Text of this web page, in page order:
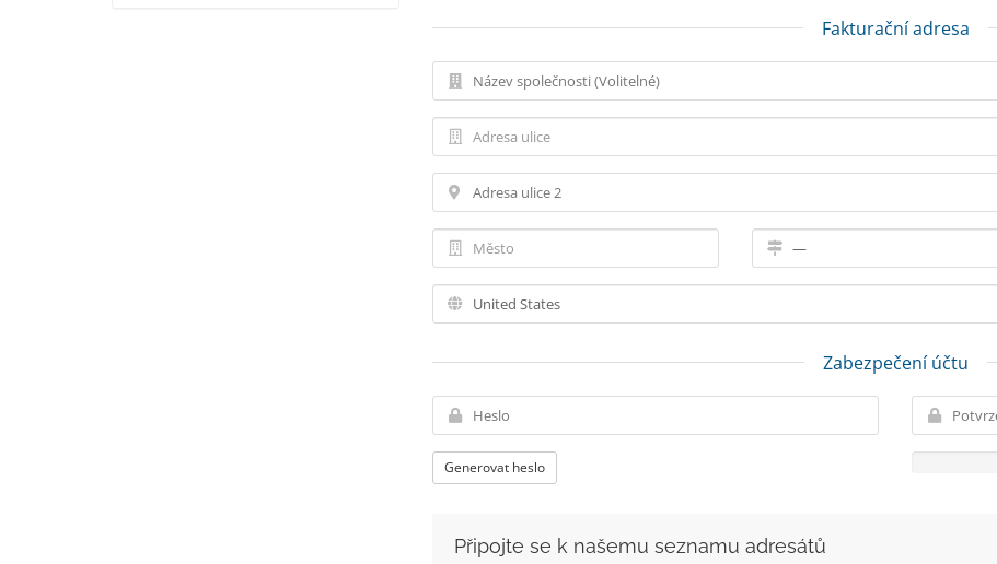
Fakturační adresa
Zabezpečení účtu
Generovat heslo
Připojte se k našemu seznamu adresátů